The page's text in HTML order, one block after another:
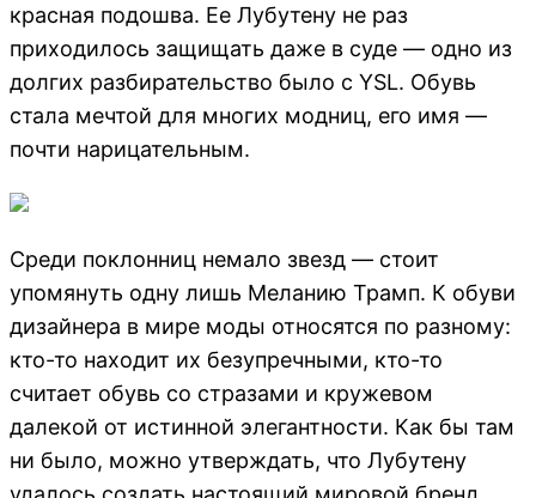
красная подошва. Ее Лубутену не раз
приходилось защищать даже в суде — одно из
долгих разбирательство было с YSL. Обувь
стала мечтой для многих модниц, его имя —
почти нарицательным.
Среди поклонниц немало звезд — стоит
упомянуть одну лишь Меланию Трамп. К обуви
дизайнера в мире моды относятся по разному:
кто-то находит их безупречными, кто-то
считает обувь со стразами и кружевом
далекой от истинной элегантности. Как бы там
ни было, можно утверждать, что Лубутену